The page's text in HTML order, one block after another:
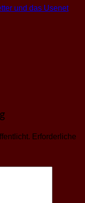
und das Usenet
Erforderliche